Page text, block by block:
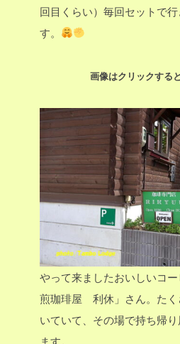
回目くらい）毎回セットで
す。
画像はクリックする
やって来ましたおいしいコ
煎珈琲屋 利休」さん。たく
いていて、その場で持ち帰